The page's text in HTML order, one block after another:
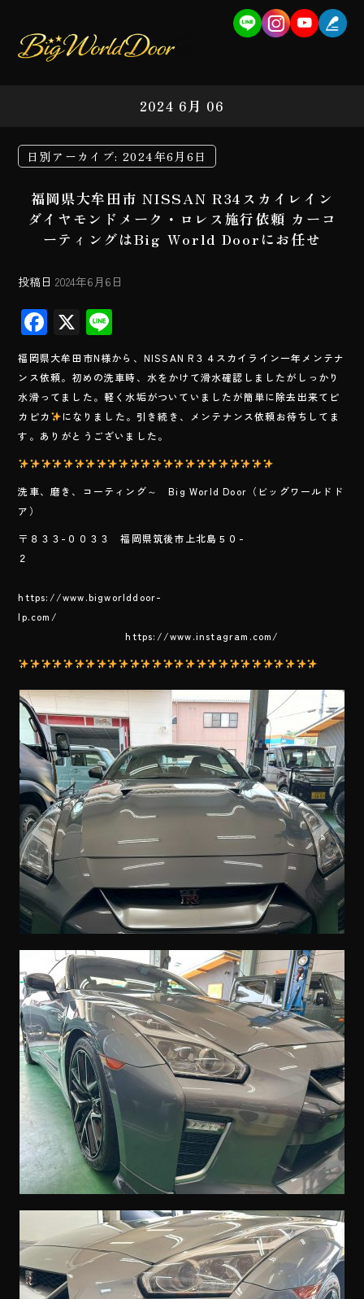
2024 6月 06
日別アーカイブ: 2024年6月6日
福岡県大牟田市 NISSAN R34スカイレイン
ダイヤモンドメーク・ロレス施行依頼 カーコ
ーティングはBig World Doorにお任せ
投稿日 2024年6月6日
F
ac
e
b
o
ok
X
ne
福岡県大牟田市N様から、NISSAN R３４スカイライン一年メンテナ
ンス依頼。初めの洗車時、水をかけて滑水確認しましたがしっかり
水滑ってました。軽く水垢がついていましたが簡単に除去出来てピ
カピカ
になりました。引き続き、メンテナンス依頼お待ちしてま
す。ありがとうございました。
洗車、磨き、コーティング～ Big World Door（ビッグワールドド
ア）
〒８３３-００３３ 福岡県筑後市上北島５０-
２
https://www.bigworlddoor-
lp.com/
https://www.instagram.com/